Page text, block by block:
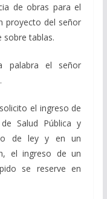
de obras para el
proyecto del señor
sobre tablas.
palabra el señor
el ingreso de
Salud Pública y
de ley y en un
el ingreso de un
se reserve en